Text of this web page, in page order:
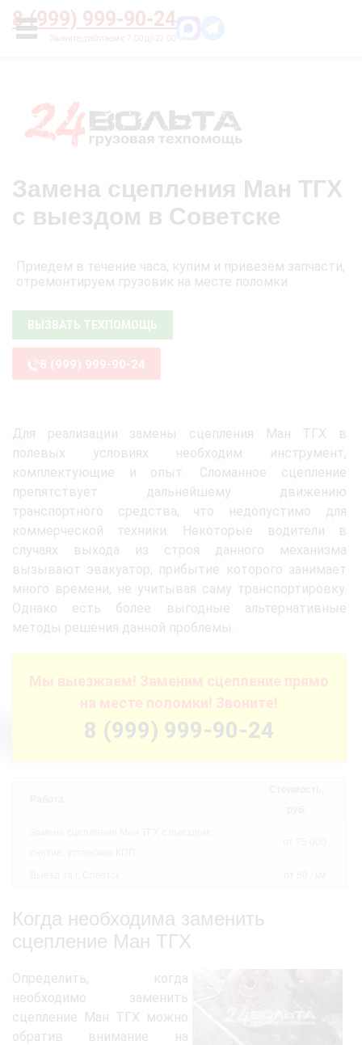
8 (999) 999-90-24
УСЛУГИ
Главная О нас Цены
Замена сцепления Ман ТГХ
с выездом в Советске
Приедем в течение часа, купим и привезём запчасти,
отремонтируем грузовик на месте поломки
ВЫЗВАТЬ ТЕХПОМОЩЬ
8 (999) 999-90-24
Для реализации замены сцепления Ман ТГХ в
полевых условиях необходим инструмент,
комплектующие и опыт. Сломанное сцепление
препятствует дальнейшему движению
транспортного средства, что недопустимо для
коммерческой техники. Некоторые водители в
случаях выхода из строя данного механизма
вызывают эвакуатор, прибытие которого занимает
много времени, не учитывая саму транспортировку.
Однако есть более выгодные альтернативные
методы решения данной проблемы.
Мы выезжаем! Заменим сцепление прямо
на месте поломки! Звоните!
8 (999) 999-90-24
Когда необходима заменить
сцепление Ман ТГХ
Определить, когда
необходимо заменить
сцепление Ман ТГХ можно
обратив внимание на